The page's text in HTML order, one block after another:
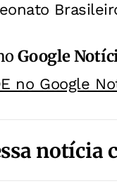
Google
no Google
notícia